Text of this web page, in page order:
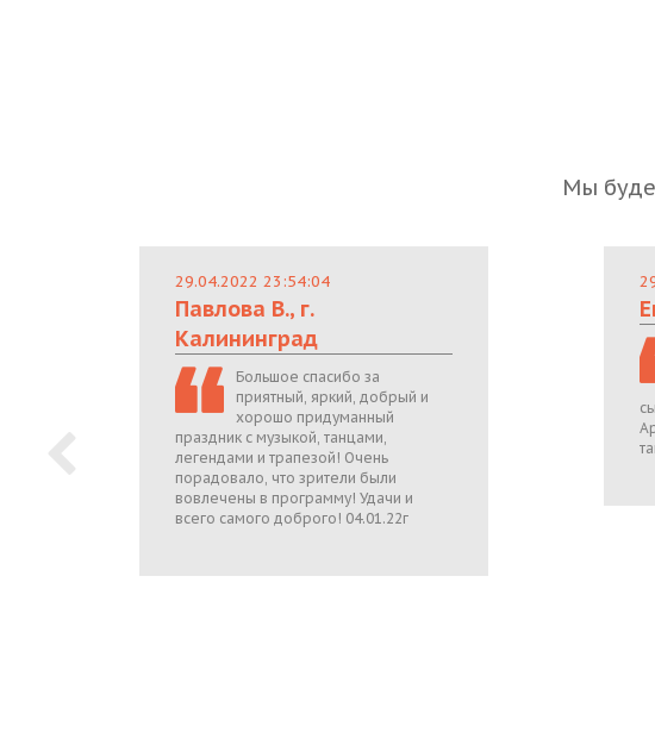
Мы
29.04.2022 23:54:04
Павлова В., г.
Калининград
Большое спасибо за
приятный, яркий, добрый и
хорошо придуманный
праздник с музыкой, танцами,
легендами и трапезой! Очень
порадовало, что зрители были
вовлечены в программу! Удачи и
всего самого доброго! 04.01.22г